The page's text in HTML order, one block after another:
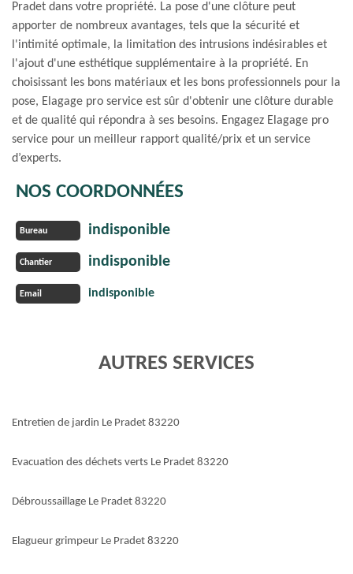
Pradet dans votre propriété. La pose d'une clôture peut
apporter de nombreux avantages, tels que la sécurité et
l'intimité optimale, la limitation des intrusions indésirables et
l'ajout d'une esthétique supplémentaire à la propriété. En
choisissant les bons matériaux et les bons professionnels pour la
pose, Elagage pro service est sûr d'obtenir une clôture durable
et de qualité qui répondra à ses besoins. Engagez Elagage pro
service pour un meilleur rapport qualité/prix et un service
d’experts.
NOS COORDONNÉES
Bureau indisponible
Chantier indisponible
Email indisponible
AUTRES SERVICES
Entretien de jardin Le Pradet 83220
Evacuation des déchets verts Le Pradet 83220
Débroussaillage Le Pradet 83220
Elagueur grimpeur Le Pradet 83220